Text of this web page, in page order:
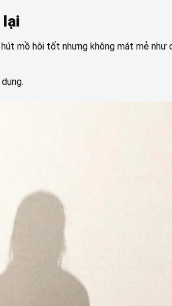
lại
mồ hôi tốt nhưng không mát mẻ